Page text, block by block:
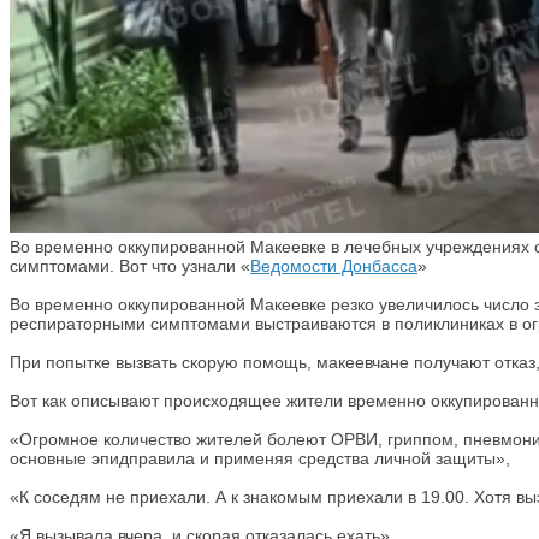
Во временно оккупированной Макеевке в лечебных
симптомами. Вот что узнали «Ведомости Донбасса»
Во временно оккупированной Макеевке резко увеличилось
респираторными симптомами выстраиваются в поликлиниках в
При попытке вызвать скорую помощь, макеевчане получают
Вот как описывают происходящее жители временно
«Огромное количество жителей болеют ОРВИ, гриппом,
основные эпидправила и применяя средства личной защиты»,
«К соседям не приехали. А к знакомым приехали в 19.00. Хотя